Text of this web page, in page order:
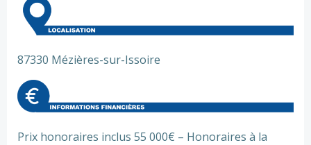
87330 Mézières-sur-Issoire
Prix honoraires inclus 55 000€ – Honoraires à la